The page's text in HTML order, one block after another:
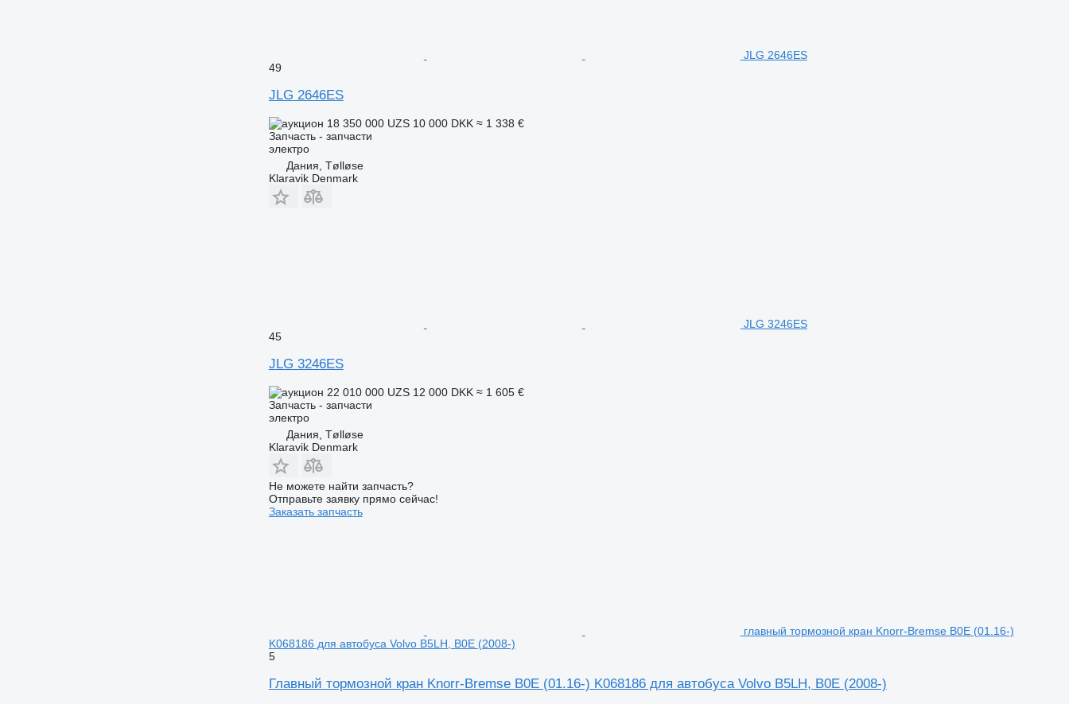
JLG 2646ES
49
JLG 2646ES
18 350 000 UZS 10 000 DKK ≈ 1 338 €
Запчасть - запчасти
электро
Дания, Tølløse
Klaravik Denmark
JLG 3246ES
45
JLG 3246ES
22 010 000 UZS 12 000 DKK ≈ 1 605 €
Запчасть - запчасти
электро
Дания, Tølløse
Klaravik Denmark
Не можете найти запчасть?
Отправьте заявку прямо сейчас!
Заказать запчасть
главный тормозной кран Knorr-Bremse B0E (01.16-)
K068186 для автобуса Volvo B5LH, B0E (2008-)
5
Главный тормозной кран Knorr-Bremse B0E (01.16-) K068186 для автобуса Volvo B5LH, B0E (2008-)